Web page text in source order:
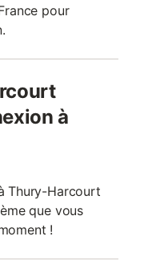
pour
à
Thury-Harcourt
que vous
!